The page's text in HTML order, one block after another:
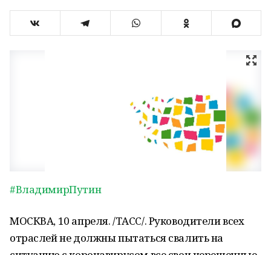
#ВладимирПутин
МОСКВА, 10 апреля. /ТАСС/. Руководители всех
отраслей не должны пытаться свалить на